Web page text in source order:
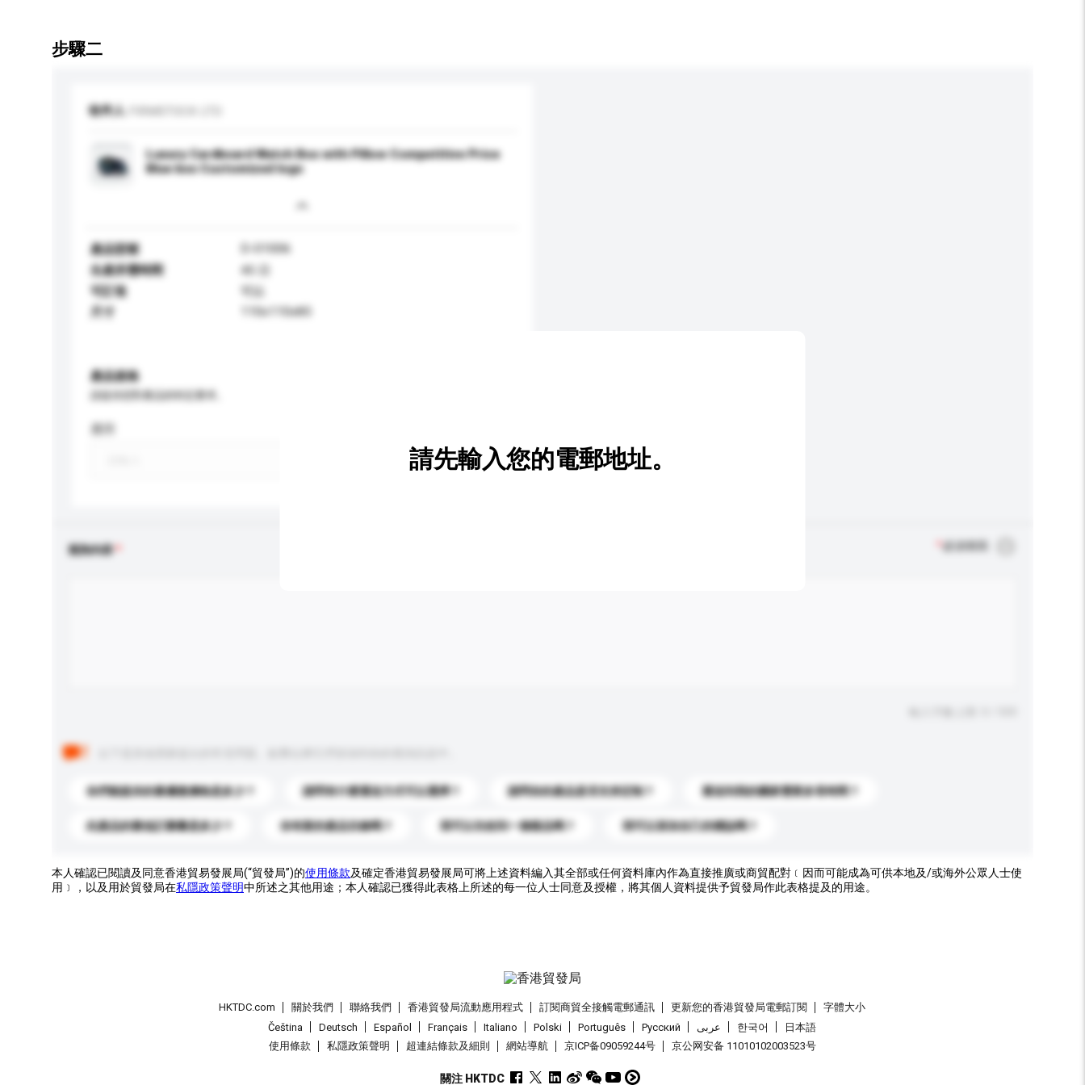
步驟二
收件人
Luxury Cardboard Watch Box with Pillow Competitive Price
Blue box Customized logo
產品型號
D-01006
生產所需時間
45 日
可訂造
可以
110x110x85
產品規格
新增/刪除選項
查詢內容
你們能提供的最優惠價格是多少？ 請問有什麼運送方式可以選擇？ 請問你的產品是否支持定制？ 運送到我的國家需要多長時間？
此產品的最低訂購量是多少？ 你有新的產品目錄嗎？ 我可以先收到一個樣品嗎？ 我可以添加自己的標誌嗎？
請先輸入您的電郵地址。
本人確認已閱讀及同意香港貿易發展局(“貿發局”)的使用條款及確定香港貿易發展局可將上述資料編入其全部或任何資料庫內作為直接推廣或商貿配對﹝因而可能成為可供本地及/或海外公眾人士使
用﹞，以及用於貿發局在私隱政策聲明中所述之其他用途；本人確認已獲得此表格上所述的每一位人士同意及授權，將其個人資料提供予貿發局作此表格提及的用途。
HKTDC.com 關於我們 聯絡我們 香港貿發局流動應用程式 訂閱商貿全接觸電郵通訊 更新您的香港貿發局電郵訂閱
字體大小
Čeština
Deutsch Español Français Italiano Polski Português Pусский عربى 한국어
日本語
使用條款
私隱政策聲明 超連結條款及細則 網站導航 京ICP备09059244号 京公网安备 11010102003523号
關注 HKTDC